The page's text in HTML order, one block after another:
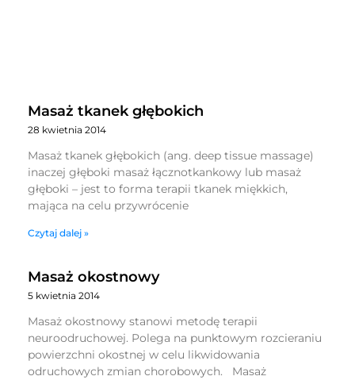
Masaż tkanek głębokich
28 kwietnia 2014
Masaż tkanek głębokich (ang. deep tissue massage)
inaczej głęboki masaż łącznotkankowy lub masaż
głęboki – jest to forma terapii tkanek miękkich,
mająca na celu przywrócenie
Czytaj dalej »
Masaż okostnowy
5 kwietnia 2014
Masaż okostnowy stanowi metodę terapii
neuroodruchowej. Polega na punktowym rozcieraniu
powierzchni okostnej w celu likwidowania
odruchowych zmian chorobowych. Masaż